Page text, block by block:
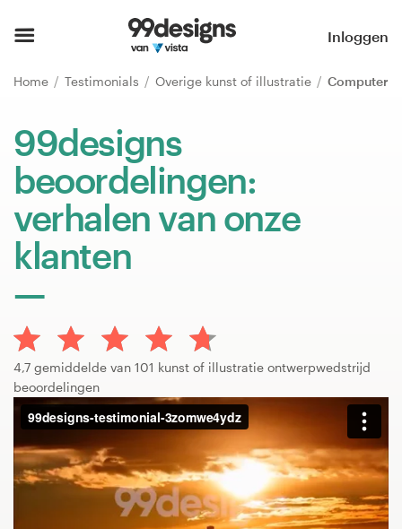
Inloggen
Home Testimonials Overige kunst of illustratie Computer
99designs
beoordelingen:
verhalen van onze
klanten
4,7 gemiddelde van 101 kunst of illustratie ontwerpwedstrijd
beoordelingen
Blader door categorieën
Hoe het werkt
Vind een designer
Inspiratie
99designs Pro
Ontwerpdiensten
Ontwerpwedstrijden
Vind een designer